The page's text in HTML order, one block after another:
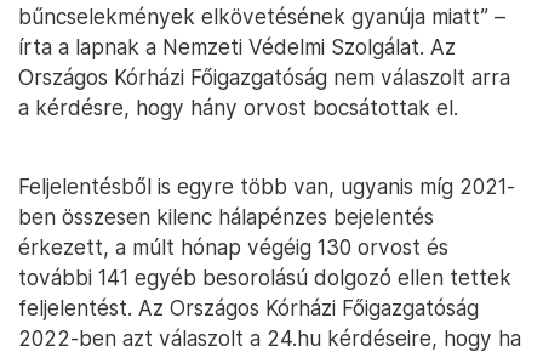
bűncselekmények elkövetésének gyanúja miatt” –
írta a lapnak a Nemzeti Védelmi Szolgálat. Az
Országos Kórházi Főigazgatóság nem válaszolt arra
a kérdésre, hogy hány orvost bocsátottak el.
Feljelentésből is egyre több van, ugyanis míg 2021-
ben összesen kilenc hálapénzes bejelentés
érkezett, a múlt hónap végéig 130 orvost és
további 141 egyéb besorolású dolgozó ellen tettek
feljelentést. Az Országos Kórházi Főigazgatóság
2022-ben azt válaszolt a 24.hu kérdéseire, hogy ha